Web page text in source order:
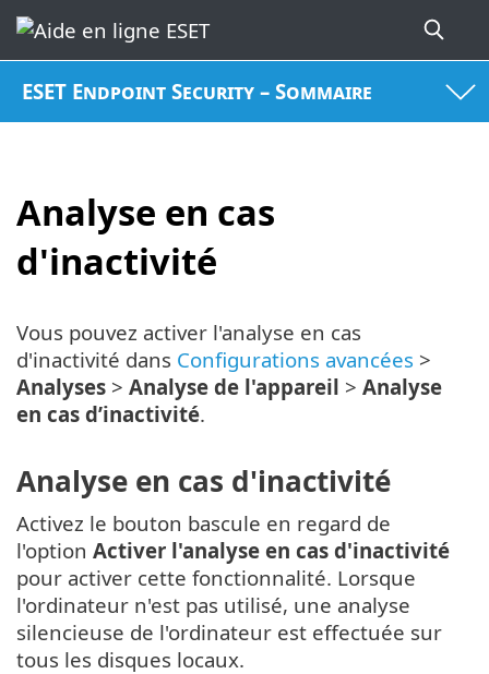
ESET Endpoint Security – Sommaire
Analyse en cas
d'inactivité
Vous pouvez activer l'analyse en cas
d'inactivité dans Configurations avancées >
Analyses > Analyse de l'appareil > Analyse
en cas d’inactivité.
Analyse en cas d'inactivité
Activez le bouton bascule en regard de
l'option Activer l'analyse en cas d'inactivité
pour activer cette fonctionnalité. Lorsque
l'ordinateur n'est pas utilisé, une analyse
silencieuse de l'ordinateur est effectuée sur
tous les disques locaux.